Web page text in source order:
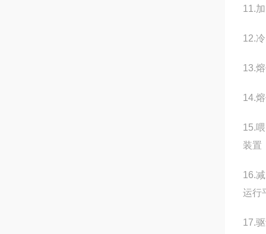
11.
12.
13.
14.
15.
装置
16.
运行
17.